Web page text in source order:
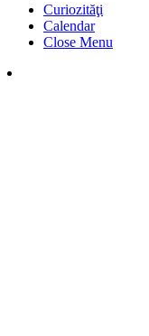
Curiozităţi
Calendar
Close Menu